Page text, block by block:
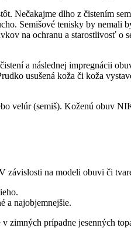
Nečakajme dlho z čistením
Semišové tenisky by nemali
na ochranu a starostlivosť o
a následnej impregnácii
usušená koža či koža
velúr (semiš). Koženú obuv
závislosti na modeli obuvi či
a najobjemnejšie.
zimných prípadne jesenných